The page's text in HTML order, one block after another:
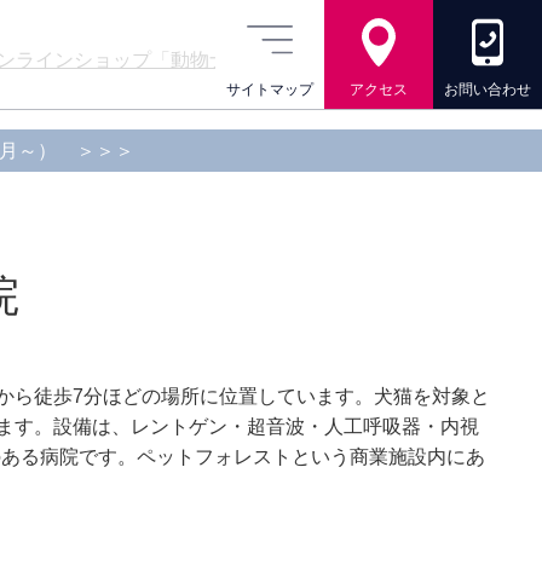
サイトマップ アクセス お問い合わせ
～） ＞＞＞
ラインショップ「動物ナビ」のご案内
の健康診断キャンペーンのお知らせ（9月～）
ラインショップ「動物ナビ」のご案内
徒歩7分ほどの場所に位置しています。犬猫を対象と
。設備は、レントゲン・超音波・人工呼吸器・内視
る病院です。ペットフォレストという商業施設内にあ